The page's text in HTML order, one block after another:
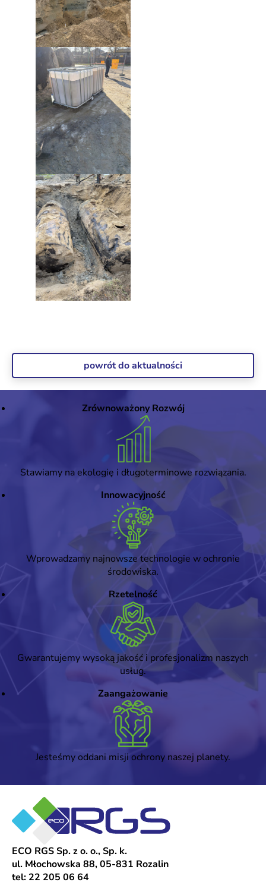
powrót do aktualności
Zrównoważony Rozwój
Stawiamy na ekologię i długoterminowe rozwiązania.
Innowacyjność
Wprowadzamy najnowsze technologie w ochronie
środowiska.
Rzetelność
Gwarantujemy wysoką jakość i profesjonalizm naszych
usług.
Zaangażowanie
Jesteśmy oddani misji ochrony naszej planety.
ECO RGS Sp. z o. o., Sp. k.
ul. Młochowska 88, 05-831 Rozalin
tel: 22 205 06 64